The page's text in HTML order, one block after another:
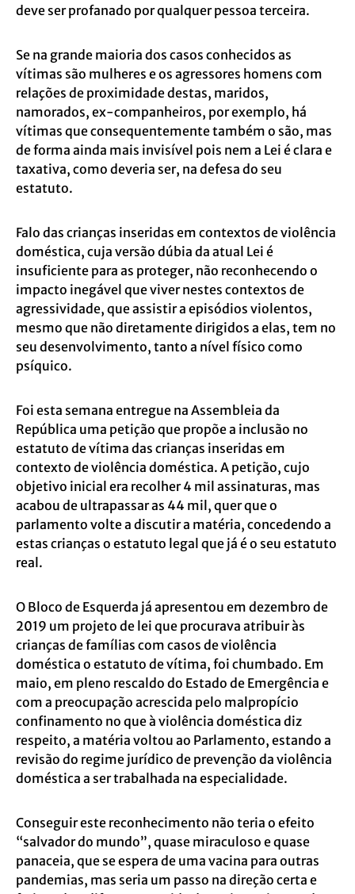
deve ser profanado por qualquer pessoa terceira.
Se na grande maioria dos casos conhecidos as
vítimas são mulheres e os agressores homens com
relações de proximidade destas, maridos,
namorados, ex-companheiros, por exemplo, há
vítimas que consequentemente também o são, mas
de forma ainda mais invisível pois nem a Lei é clara e
taxativa, como deveria ser, na defesa do seu
estatuto.
Falo das crianças inseridas em contextos de violência
doméstica, cuja versão dúbia da atual Lei é
insuficiente para as proteger, não reconhecendo o
impacto inegável que viver nestes contextos de
agressividade, que assistir a episódios violentos,
mesmo que não diretamente dirigidos a elas, tem no
seu desenvolvimento, tanto a nível físico como
psíquico.
Foi esta semana entregue na Assembleia da
República uma petição que propõe a inclusão no
estatuto de vítima das crianças inseridas em
contexto de violência doméstica. A petição, cujo
objetivo inicial era recolher 4 mil assinaturas, mas
acabou de ultrapassar as 44 mil, quer que o
parlamento volte a discutir a matéria, concedendo a
estas crianças o estatuto legal que já é o seu estatuto
real.
O Bloco de Esquerda já apresentou em dezembro de
2019 um projeto de lei que procurava atribuir às
crianças de famílias com casos de violência
doméstica o estatuto de vítima, foi chumbado. Em
maio, em pleno rescaldo do Estado de Emergência e
com a preocupação acrescida pelo malpropício
confinamento no que à violência doméstica diz
respeito, a matéria voltou ao Parlamento, estando a
revisão do regime jurídico de prevenção da violência
doméstica a ser trabalhada na especialidade.
Conseguir este reconhecimento não teria o efeito
“salvador do mundo”, quase miraculoso e quase
panaceia, que se espera de uma vacina para outras
pandemias, mas seria um passo na direção certa e